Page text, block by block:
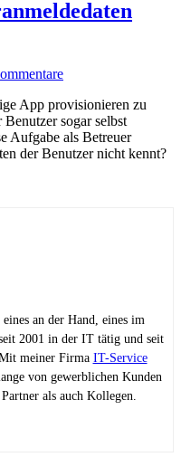
App provisionieren zu
sogar selbst
Aufgabe als Betreuer
der Benutzer nicht kennt?
an der Hand, eines im
2001 in der IT tätig und seit
meiner Firma IT-Service
von gewerblichen Kunden
als auch Kollegen.